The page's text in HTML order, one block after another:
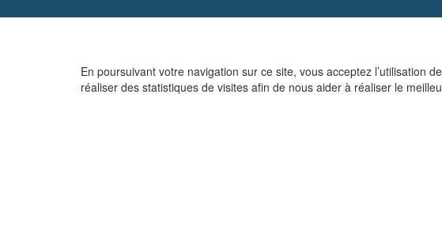
En poursuivant votre navigation sur ce site, vous acceptez l’utilisation
réaliser des statistiques de visites afin de nous aider à réaliser le